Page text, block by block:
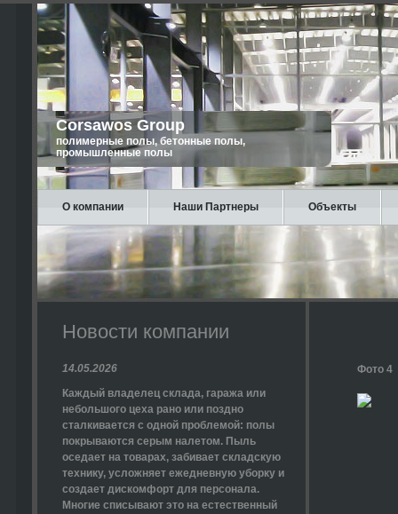
Corsawos Group
полимерные полы, бетонные полы,
промышленные полы
О компании Наши Партнеры Объекты
Фото 4
Новости компании
14.05.2026
Каждый владелец склада, гаража или
небольшого цеха рано или поздно
сталкивается с одной проблемой: полы
покрываются серым налетом. Пыль
оседает на товарах, забивает складскую
технику, усложняет ежедневную уборку и
создает дискомфорт для персонала.
Многие списывают это на естественный